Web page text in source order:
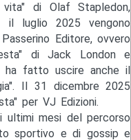
di Olaf Stapledon,
luglio 2025 vengono
Editore, ovvero
di Jack London e
ha fatto uscire anche il
Il 31 dicembre 2025
per VJ Edizioni.
ultimi mesi del percorso
sportivo e di gossip e